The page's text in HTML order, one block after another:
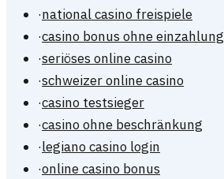
·national casino freispiele
·casino bonus ohne einzahlung
·seriöses online casino
·schweizer online casino
·casino testsieger
·casino ohne beschränkung
·legiano casino login
·online casino bonus